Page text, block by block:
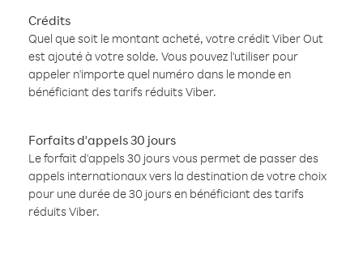
Crédits
Quel que soit le montant acheté, votre crédit Viber Out
est ajouté à votre solde. Vous pouvez l'utiliser pour
appeler n'importe quel numéro dans le monde en
bénéficiant des tarifs réduits Viber.
Forfaits d'appels 30 jours
Le forfait d'appels 30 jours vous permet de passer des
appels internationaux vers la destination de votre choix
pour une durée de 30 jours en bénéficiant des tarifs
réduits Viber.